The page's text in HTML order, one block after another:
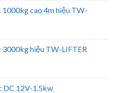
1000kg cao 4m hiệu TW-
3000kg hiệu TW-LIFTER
DC 12V-1.5kw